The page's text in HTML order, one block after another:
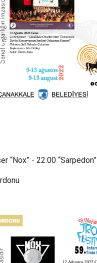
“Nox” - 22.00 “Sarpedon”